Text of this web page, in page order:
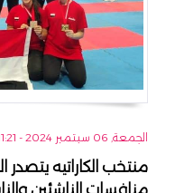
الجمعة, 06 سبتمبر 2024 - 11:21 م
منتخب الكاراتيه يتصدر
منافسات الناشئين